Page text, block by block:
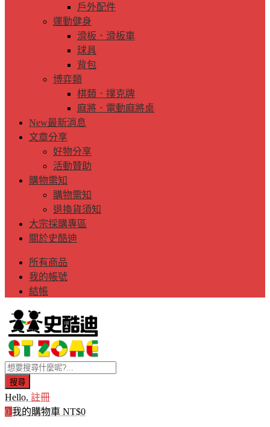
戶外配件
運動健身
滑板．滑板車
球具
背包
博弈類
棋類．撲克牌
麻將．電動麻將桌
New最新消息
文章分享
好物分享
活動贊助
購物需知
購物需知
退換貨須知
大宗採購專區
關於史酷迪
所有商品
我的帳號
結帳
搜尋
Hello, 註冊
0 我的購物車 NT$0